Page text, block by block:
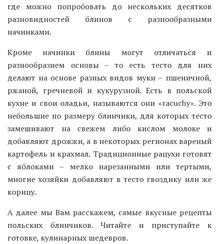
где можно попробовать до нескольких десятков
разновидностей блинов с разнообразными
начинками.
Кроме начинки блины могут отличаться и
разнообразием основы – то есть тесто для них
делают на основе разных видов муки – пшеничной,
ржаной, гречневой и кукурузной. Есть в польской
кухне и свои оладьи, называются они «racuchy». Это
небольшие по размеру блинчики, для которых тесто
замешивают на свежем либо кислом молоке и
добавляют дрожжи, а в некоторых регионах вареный
картофель и крахмал. Традиционные рацухи готовят
с яблоками – мелко нарезанными или тертыми,
многие хозяйки добавляют в тесто гвоздику или же
корицу.
А далее мы Вам расскажем, самые вкусные рецепты
польских блинчиков. Читайте и приступайте к
готовке, кулинарных шедевров.